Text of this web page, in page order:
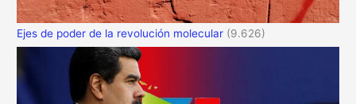
Ejes de poder de la revolución molecular (9.626)